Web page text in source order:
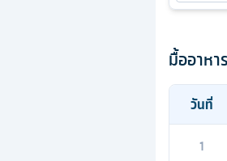
มื้ออาหาร
วันที่
1